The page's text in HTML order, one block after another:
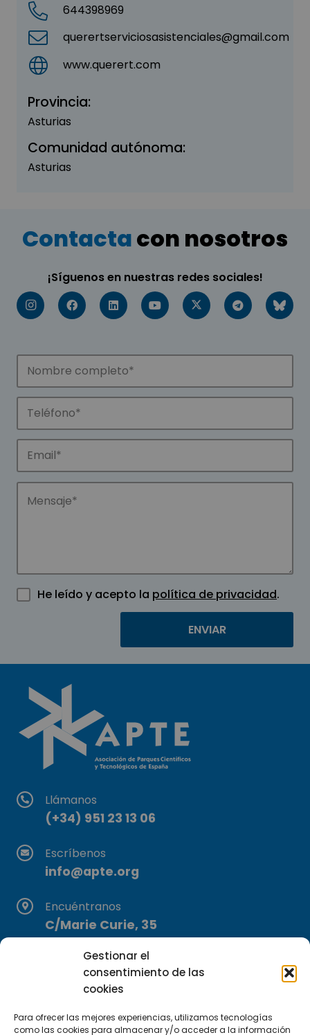
Gestionar el
consentimiento de las
cookies
Para ofrecer las mejores experiencias, utilizamos tecnologías
como las cookies para almacenar y/o acceder a la información
644398969
querertserviciosasistenciales@gmail.com
www.querert.com
Provincia:
Asturias
Comunidad autónoma:
Asturias
Contactacon nosotros
¡Síguenos en nuestras redes sociales!
He leído y acepto la política de privacidad.
Llámanos
(+34) 951 23 13 06
Escríbenos
info@apte.org
Encuéntranos
C/Marie Curie, 35